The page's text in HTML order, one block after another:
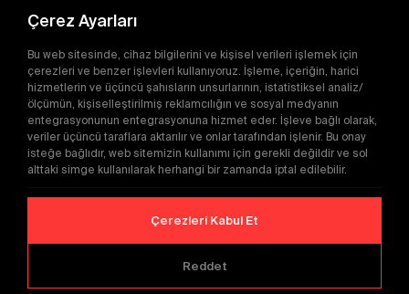
İnternet Sitesi Gizlilik Politikası
Kişisel Verilerin İşlenmesi Ve Korunması Politikası
Ⓒ Copyright 2024 -MSK Forge
WEB
TASARIM
İSTANBUL WEB TASARIM AJANSI - PENTA
Çerez Ayarları
Bu web sitesinde, cihaz bilgilerini ve kişisel verileri işlemek için
çerezleri ve benzer işlevleri kullanıyoruz. İşleme, içeriğin, harici
hizmetlerin ve üçüncü şahısların unsurlarının, istatistiksel analiz/
ölçümün, kişiselleştirilmiş reklamcılığın ve sosyal medyanın
entegrasyonunun entegrasyonuna hizmet eder. İşleve bağlı olarak,
veriler üçüncü taraflara aktarılır ve onlar tarafından işlenir. Bu onay
isteğe bağlıdır, web sitemizin kullanımı için gerekli değildir ve sol
alttaki simge kullanılarak herhangi bir zamanda iptal edilebilir.
Çerezleri Kabul Et
Reddet